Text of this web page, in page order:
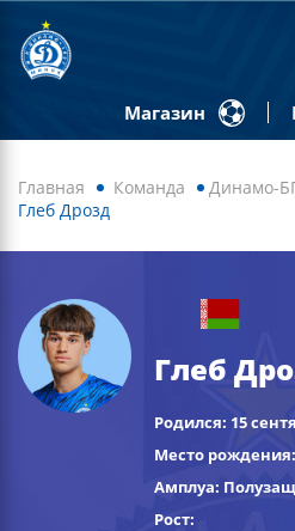
Магазин
Главная Команда Динамо-
Глеб Дрозд
Глеб
Родился: 15
Место
Амплуа:
Рост: